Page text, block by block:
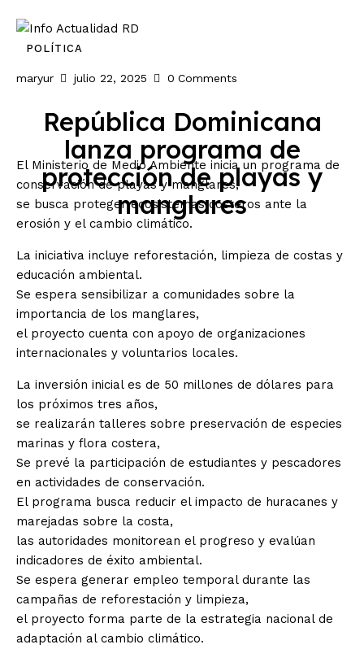
República Dominicana
lanza programa de
protección de playas y
manglares
Inicio
Economia
Internacionales
Deporte
POLÍTICA
maryur julio 22, 2025 0 Comments
El Ministerio de Medio Ambiente inicia un programa de
conservación de playas y manglares,
se busca proteger ecosistemas costeros ante la
erosión y el cambio climático.
La iniciativa incluye reforestación, limpieza de costas y
educación ambiental.
Se espera sensibilizar a comunidades sobre la
importancia de los manglares,
el proyecto cuenta con apoyo de organizaciones
internacionales y voluntarios locales.
La inversión inicial es de 50 millones de dólares para
los próximos tres años,
se realizarán talleres sobre preservación de especies
marinas y flora costera,
Se prevé la participación de estudiantes y pescadores
en actividades de conservación.
El programa busca reducir el impacto de huracanes y
marejadas sobre la costa,
las autoridades monitorean el progreso y evalúan
indicadores de éxito ambiental.
Se espera generar empleo temporal durante las
campañas de reforestación y limpieza,
el proyecto forma parte de la estrategia nacional de
adaptación al cambio climático.